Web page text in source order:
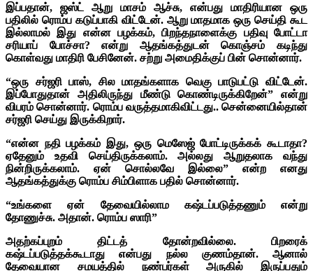
இப்பதான், ஜஸ்ட் ஆறு மாசம் ஆச்சு, என்பது மாதிரியான ஒரு
பதிலில் ரொம்ப கடுப்பாகி விட்டேன். ஆறு மாதமாக ஒரு செய்தி கூட
இல்லாமல் இது என்ன பழக்கம், பிறந்தநாளைக்கு பதிவு போட்டா
சரியாப் போச்சா? என்று ஆதங்கத்துடன் கொஞ்சம் கடிந்து
கொள்வது மாதிரி பேசினேன். சற்று அமைதிக்குப் பின் சொன்னார்.
“ஒரு சர்ஜரி பாஸ், சில மாதங்களாக வெகு பாடுபட்டு விட்டேன்.
இப்போதுதான் அதிலிருந்து மீண்டு கொண்டிருக்கிறேன்” என்று
விபரம் சொன்னார். ரொம்ப வருத்தமாகிவிட்டது.. சென்னையில்தான்
சர்ஜரி செய்து இருக்கிறார்.
“என்ன நதி பழக்கம் இது, ஒரு மெஸேஜ் போட்டிருக்கக் கூடாதா?
ஏதேனும் உதவி செய்திருக்கலாம். அல்லது ஆறுதலாக வந்து
நின்றிருக்கலாம். ஏன் சொல்லவே இல்லை” என்ற எனது
ஆதங்கத்துக்கு ரொம்ப சிம்பிளாக பதில் சொன்னார்.
“உங்களை ஏன் தேவையில்லாம கஷ்டப்படுத்தணும் என்று
தோணுச்சு. அதான். ரொம்ப ஸாரி”
அதற்கப்புறம் திட்டத் தோன்றவில்லை. பிறரைக்
கஷ்டப்படுத்தக்கூடாது என்பது நல்ல குணம்தான். ஆனால்
தேவையான சமயத்தில் நண்பர்கள் அருகில் இருப்பதும்